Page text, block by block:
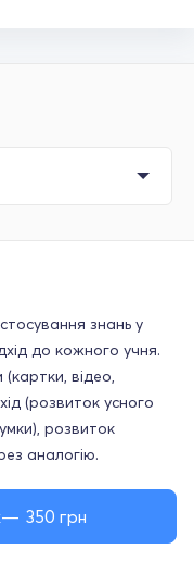
350 грн
знань у
до кожного учня.
(картки, відео,
(розвиток усного
розвиток
аналогію.